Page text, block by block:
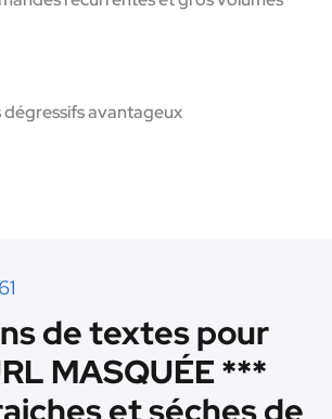
dégressifs avantageux
de textes pour
MASQUÉE ***
et séches de